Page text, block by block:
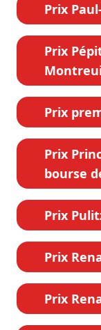
Prix
Prix
Prix
Prix
bourse
Prix
Prix
Prix